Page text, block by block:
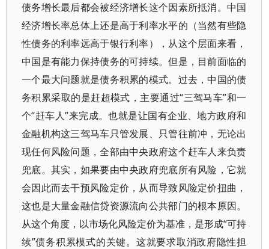
债务增长最后都会被经济增长这个因素所抵消。中国
经济增长率总体上还是高于利率水平的（当然有些隐
性债务的利率远高于银行利率），从这个层面来看，
中国是有能力保持债务的可持续。但是，目前面临的
一个最大问题就是债务积累的模式。过去，中国的债
务积累采取的是赶超模式，主要通过“三驾马车”和一
个“赶车人”来完成。也就是让国有企业、地方政府和
金融机构这三驾马车只管发展、只管往前冲，无论出
现任何风险问题，全部由中央政府这个赶车人来负责
兜底。其实，如果要由中央政府兜底所有风险，它就
会因此而去干预风险定价，从而导致风险定价扭曲，
这也是大量金融信贷资源流向公共部门的根本原因。
从这个角度，以市场化风险定价为基准，是形成“可持
续”债务积累模式的关键。这就要求取消政府隐性担